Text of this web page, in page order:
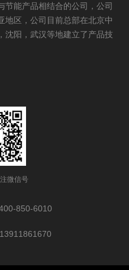
节能产品相结合的公司，公司
地区，公司目前总部在北京中
沈阳，武汉等地建立了产品技
微信号
850-6010